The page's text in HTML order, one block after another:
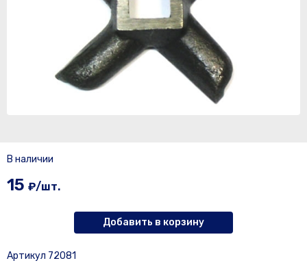
В наличии
15 ₽/шт.
Добавить в корзину
Артикул 72081